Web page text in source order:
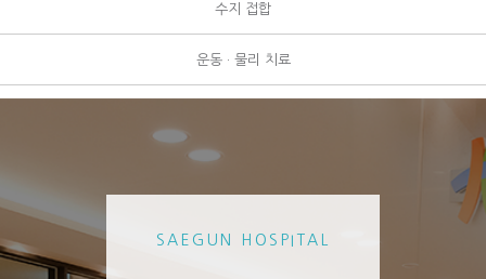
수지 접합
운동 · 물리 치료
SAEGUN HOSPITAL